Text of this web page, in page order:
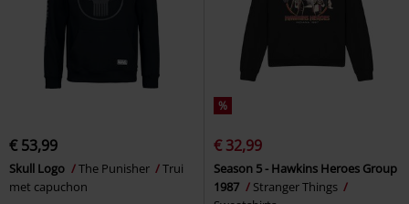
€ 53,99
Skull Logo The Punisher
Trui
met capuchon
%
€ 32,99
Season 5 - Hawkins Heroes Group
1987
Stranger Things